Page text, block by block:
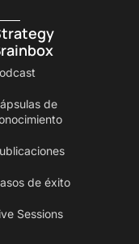
de
de éxito
Sessions